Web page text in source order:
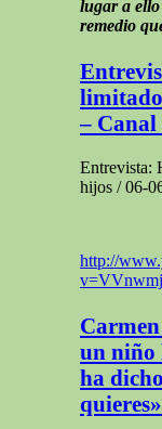
lugar a ello
remedio
limitado
– Canal
Entrevista:
hijos / 06-
http://
un niño
ha